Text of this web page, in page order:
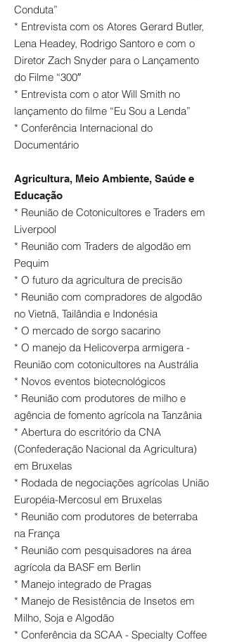
Conduta”
* Entrevista com os Atores Gerard Butler,
Lena Headey, Rodrigo Santoro e com o
Diretor Zach Snyder para o Lançamento
do Filme “300″
* Entrevista com o ator Will Smith no
lançamento do filme “Eu Sou a Lenda”
* Conferência Internacional do
Documentário
Agricultura, Meio Ambiente, Saúde e
Educação
* Reunião de Cotonicultores e Traders em
Liverpool
* Reunião com Traders de algodão em
Pequim
* O futuro da agricultura de precisão
* Reunião com compradores de algodão
no Vietnã, Tailândia e Indonésia
* O mercado de sorgo sacarino
* O manejo da Helicoverpa armigera -
Reunião com cotonicultores na Austrália
* Novos eventos biotecnológicos
* Reunião com produtores de milho e
agência de fomento agrícola na Tanzânia
* Abertura do escritório da CNA
(Confederação Nacional da Agricultura)
em Bruxelas
* Rodada de negociações agrícolas União
Européia-Mercosul em Bruxelas
* Reunião com produtores de beterraba
na França
* Reunião com pesquisadores na área
agrícola da BASF em Berlin
* Manejo integrado de Pragas
* Manejo de Resistência de Insetos em
Milho, Soja e Algodão
* Conferência da SCAA - Specialty Coffee